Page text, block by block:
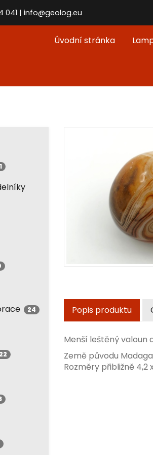
041 | info@geolog.eu
Úvodní stránka
24
22
Popis produktu
Menší leštěný valoun
Země původu
Rozměry přibližně 4,2